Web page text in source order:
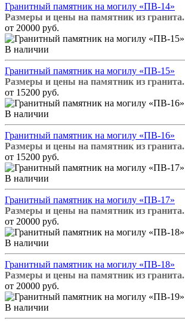
Гранитный памятник на могилу «ПВ-14»
Размеры и цены на памятник из гранита.
от 20000 руб.
В наличии
Гранитный памятник на могилу «ПВ-15»
Размеры и цены на памятник из гранита.
от 15200 руб.
В наличии
Гранитный памятник на могилу «ПВ-16»
Размеры и цены на памятник из гранита.
от 15200 руб.
В наличии
Гранитный памятник на могилу «ПВ-17»
Размеры и цены на памятник из гранита.
от 20000 руб.
В наличии
Гранитный памятник на могилу «ПВ-18»
Размеры и цены на памятник из гранита.
от 20000 руб.
В наличии